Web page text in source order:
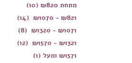
מתחת ₪820
(10)
₪821
-
₪1070
(14)
₪1071
-
₪1320
(8)
₪1321
-
₪1570
(12)
₪1571 ומעל (1)